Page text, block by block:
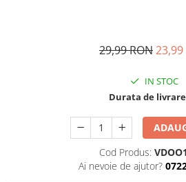
29,99 RON23,99
IN STOC
Durata de
Cod Produs:
Ai nevoie de ajutor?